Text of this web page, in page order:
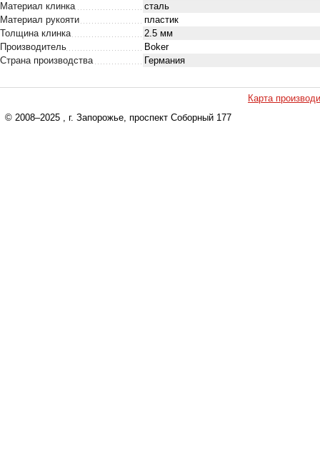
Материал клинка
сталь
Материал рукояти
пластик
Толщина клинка
2.5 мм
Производитель
Boker
Страна производства
Германия
Карта
© 2008–2025 , г. Запорожье, проспект Соборный 177